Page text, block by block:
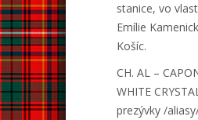
stanice, vo
Emílie
Košíc.
CH. AL –
WHITE
prezývky /